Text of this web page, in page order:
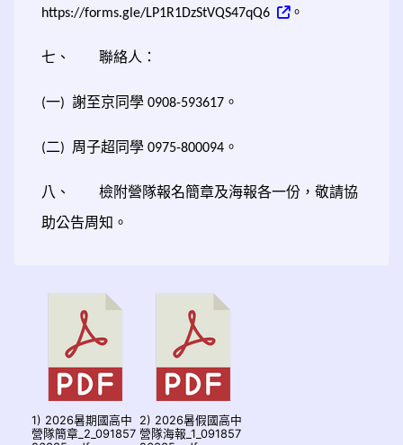
https://forms.gle/LP1R1DzStVQS47qQ6 。
七、 聯絡人：
(一) 謝至京同學 0908-593617 。
(二) 周子超同學 0975-800094 。
八、
檢附營隊報名簡章及海報各一份，敬請協
助公告周知。
1) 2026暑期國高中
營隊簡章_2_091857
2) 2026暑假國高中
營隊海報_1_091857